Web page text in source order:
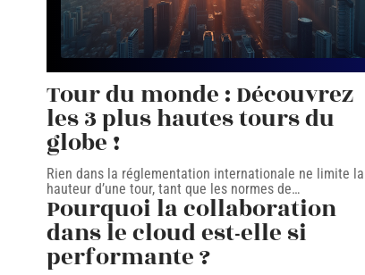
Tour du monde : Découvrez
les 3 plus hautes tours du
globe !
Rien dans la réglementation internationale ne limite la
hauteur d’une tour, tant que les normes de…
Pourquoi la collaboration
dans le cloud est-elle si
performante ?